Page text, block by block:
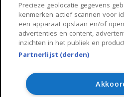
Sitemap
Copyright 2026, Huisnet is
Algemene voorwaarden
Precieze geolocatie gegevens
kenmerken actief scannen voor
een apparaat opslaan en/of
advertenties en content,
inzichten in het publiek en
Partnerlijst (derden)